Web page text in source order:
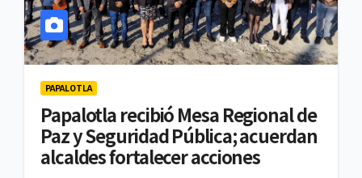
PAPALOTLA
Papalotla recibió Mesa Regional de
Paz y Seguridad Pública; acuerdan
alcaldes fortalecer acciones